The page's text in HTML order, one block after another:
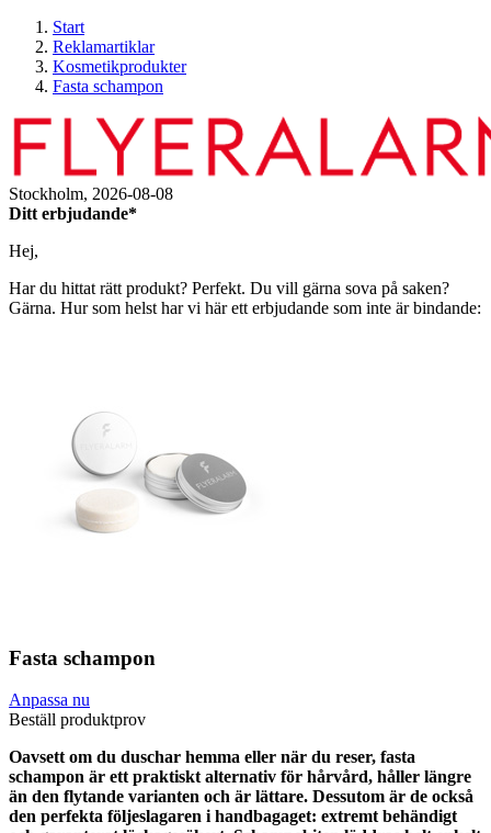
Start
Reklamartiklar
Kosmetikprodukter
Fasta schampon
Stockholm, 2026-08-08
Ditt erbjudande*
Hej,
Har du hittat rätt produkt? Perfekt. Du vill gärna sova på saken?
Gärna. Hur som helst har vi här ett erbjudande som inte är bindande:
Fasta schampon
Anpassa nu
Beställ produktprov
Oavsett om du duschar hemma eller när du reser, fasta
schampon är ett praktiskt alternativ för hårvård, håller längre
än den flytande varianten och är lättare. Dessutom är de också
den perfekta följeslagaren i handbagaget: extremt behändigt